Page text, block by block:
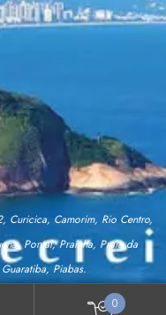
Curicica, Camorim, Rio Centro,
Pontal, Prainha, Praia da
Piabas.
0